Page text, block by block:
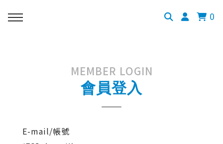
0
MEMBER LOGIN
會員登入
E-mail/帳號